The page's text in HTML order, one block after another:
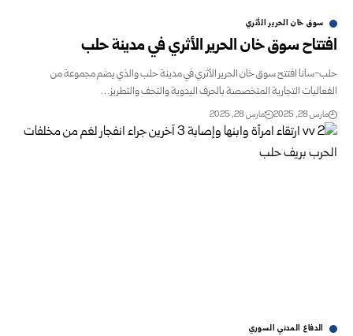
سوق خان الحرير الأثري
افتتاح سوق خان الحرير الأثري في مدينة حلب
حلب-سانا افتتح سوق خان الحرير الأثري في مدينة حلب والذي يضم مجموعة من
الفعاليات التجارية المتخصصة بالحرف اليدوية والتحف والتطريز…
مارس 28, 2025 مارس 28, 2025
الدفاع المدني السوري